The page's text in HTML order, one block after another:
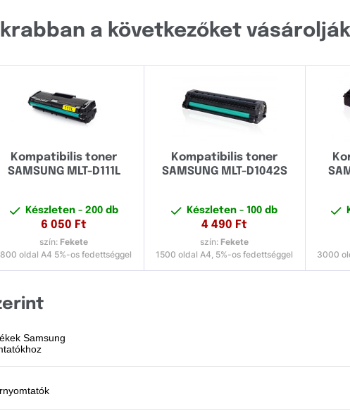
ProXpress
SCX
Minden sorozat
SCX
a következőket vásárolják
Kompatibilis toner
SAMSUNG MLT-D111L
Készleten - 200 db
6 050 Ft
szín: Fekete
oldal A4 5%-os fedettséggel
Kompatibilis toner
SAMSUNG MLT-D1042S
Készleten- 100 db
4 490 Ft
szín: Fekete
1500 oldal A4, 5%-os fedettséggel
3000
Samsung